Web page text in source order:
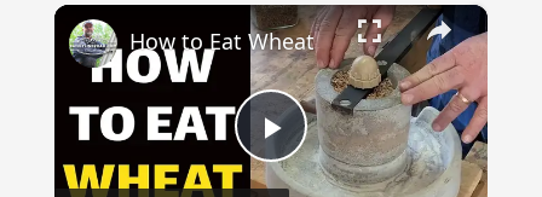
Fullscreen ×
Play
How to Eat Wheat